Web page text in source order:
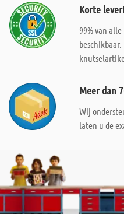
Korte
99% van
Meer dan
Wij
laten u de